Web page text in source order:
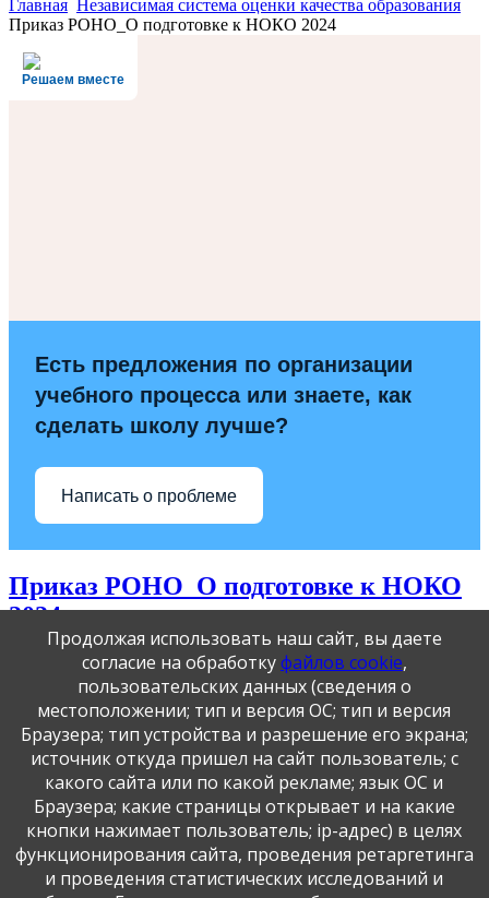
Главная Независимая система оценки качества образования
Приказ РОНО_О подготовке к НОКО 2024
Решаем вместе
Есть предложения по организации
учебного процесса или знаете, как
сделать школу лучше?
Написать о проблеме
Приказ РОНО_О подготовке к НОКО
2024
Приказ РОНО_О подготовке к НОКО 2024
Публикация персональных данных, в том числе
фотографий, производится в соответствии с
Федеральным законом от 27.07.2006 г. № 152-ФЗ " О
персональных данных", с согласия субъекта персональных
данных".
Продолжая использовать наш сайт, вы даете
согласие на обработкуфайлов cookie,
пользовательских данных (сведения о
местоположении; тип и версия ОС; тип и версия
Браузера; тип устройства и разрешение его экрана;
источник откуда пришел на сайт пользователь; с
какого сайта или по какой рекламе; язык ОС и
Браузера; какие страницы открывает и на какие
кнопки нажимает пользователь; ip-адрес) в целях
функционирования сайта, проведения ретаргетинга
и проведения статистических исследований и